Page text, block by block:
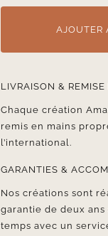
AJOUTER
LIVRAISON &
Chaque création
remis en mains
l’international.
GARANTIES &
Nos créations sont
garantie de deux
temps avec un